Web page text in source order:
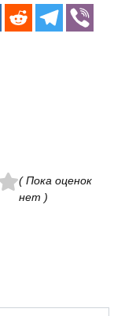
( Пока оценок
нет )